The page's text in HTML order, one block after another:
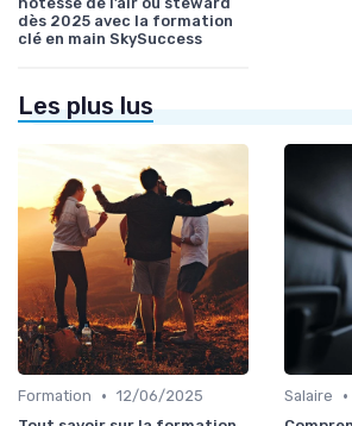
dès 2025 avec la formation
clé en main SkySuccess
Les plus lus
Formation • 12/06/2025
Salaire •